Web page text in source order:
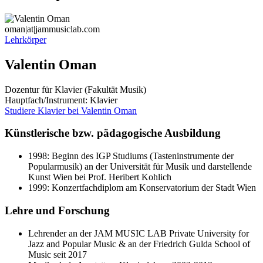
oman|at|jammusiclab.com
Lehrkörper
Valentin Oman
Dozentur für Klavier (Fakultät Musik)
Hauptfach/Instrument: Klavier
Studiere Klavier bei Valentin Oman
Künstlerische bzw. pädagogische Ausbildung
1998: Beginn des IGP Studiums (Tasteninstrumente der
Popularmusik) an der Universität für Musik und darstellende
Kunst Wien bei Prof. Heribert Kohlich
1999: Konzertfachdiplom am Konservatorium der Stadt Wien
Lehre und Forschung
Lehrender an der JAM MUSIC LAB Private University for
Jazz and Popular Music & an der Friedrich Gulda School of
Music seit 2017